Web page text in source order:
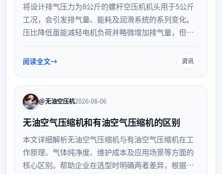
将设计排气压力为8公斤的螺杆空压机机头用于5公斤
工况，会引发排气量、能耗及润滑系统的系列变化。
压比降低虽能减轻电机负荷并略微增加排气量，但也
错配对设备运行的具体影响及应对策略。
阅读全文 资讯
@无油空压机2026-08-06
无油空气压缩机和有油空气压缩机的区别
本文详细解析无油空气压缩机与有油空气压缩机在工
作原理、气体纯净度、维护成本及应用场景等方面的
核心区别。帮助企业在选型时明确两者差异，根据实